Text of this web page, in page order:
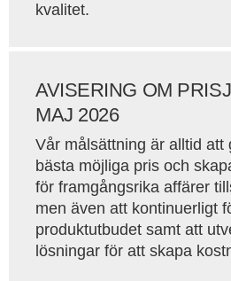
kvalitet.
AVISERING OM
MAJ 2026
Vår målsättning är alltid att
bästa möjliga pris och
för framgångsrika affärer
men även att kontinuerligt
produktutbudet samt att
lösningar för att skapa